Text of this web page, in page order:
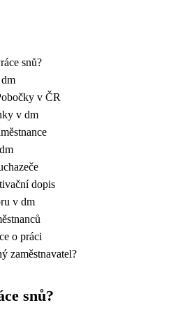
snů?
v ČR
v dm
dopis
v dm
o práci
zaměstnavatel?
snů?